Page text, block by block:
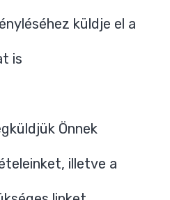
küldje el a
is
Önnek
illetve a